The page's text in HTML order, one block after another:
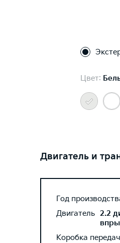
Цвет:
Двигатель и
Год
Двигатель 2.2
Коробка передач